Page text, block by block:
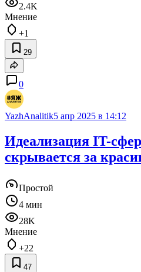
2.4K
Мнение
+1
29
0
YazhAnalitik5 апр 2025 в 14:12
Идеализация IT-
скрывается за
Простой
4 мин
28K
Мнение
+22
47